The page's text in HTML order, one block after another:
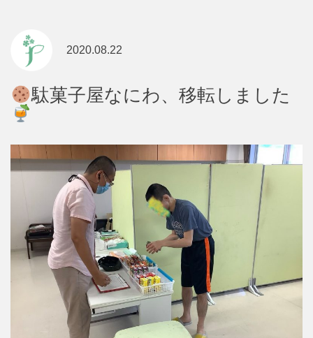
2020.08.22
駄菓子屋なにわ、移転しました